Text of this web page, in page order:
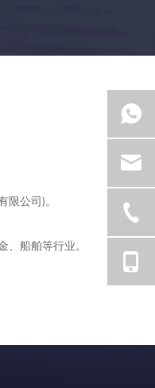
公司)。
船舶等行业。